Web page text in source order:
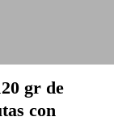
gr de
con